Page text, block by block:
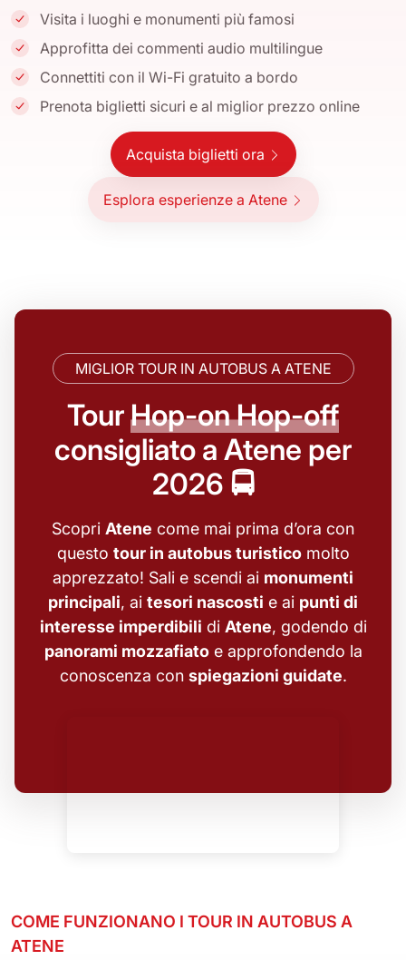
Visita i luoghi e monumenti più famosi
Approfitta dei commenti audio multilingue
Connettiti con il Wi-Fi gratuito a bordo
Prenota biglietti sicuri e al miglior prezzo online
Acquista biglietti ora
Esplora esperienze a Atene
MIGLIOR TOUR IN AUTOBUS A ATENE
TourHop-on Hop-off
consigliato a Atene per
2026 🚍
Scopri Atene come mai prima d’ora con
questo tour in autobus turisticomolto
apprezzato! Sali e scendi ai monumenti
principali, ai tesori nascosti e ai punti di
interesse imperdibili di Atene, godendo di
panorami mozzafiatoe approfondendo la
conoscenza con spiegazioni guidate.
COME FUNZIONANO I TOUR IN AUTOBUS A
ATENE